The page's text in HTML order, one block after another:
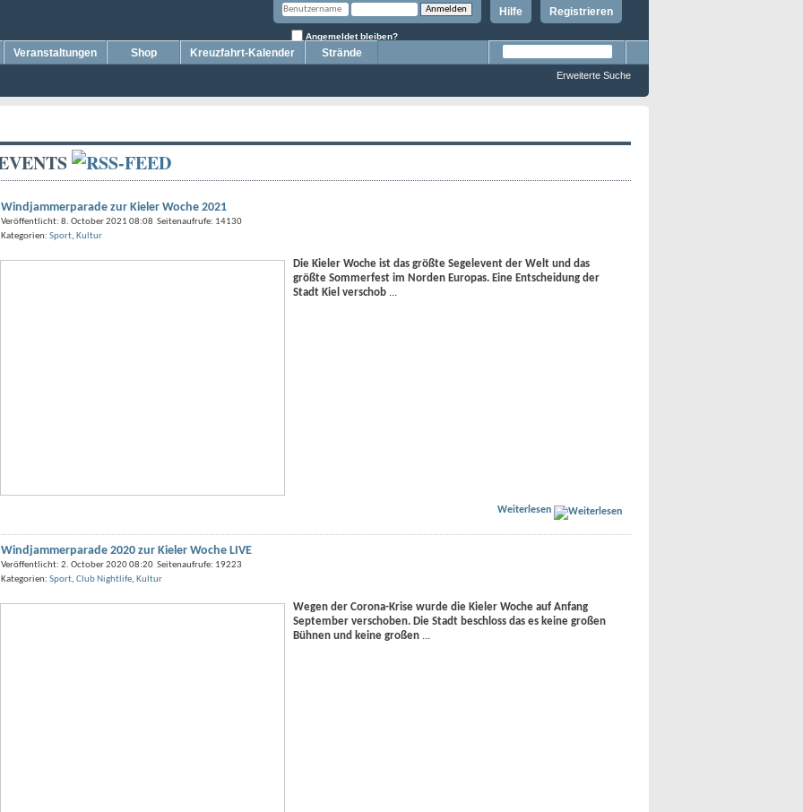
Registrieren
Hilfe
Angemeldet bleiben?
Veranstaltungen Shop Kreuzfahrt-Kalender Strände
Erweiterte Suche
Windjammerparade zur Kieler Woche 2021
Veröffentlicht: 8. October 2021 08:08 Seitenaufrufe: 14130
Kategorien: Sport, Kultur
Die Kieler Woche ist das größte Segelevent der Welt und das
größte Sommerfest im Norden Europas. Eine Entscheidung der
Stadt Kiel verschob...
Weiterlesen
Windjammerparade 2020 zur Kieler Woche LIVE
Veröffentlicht: 2. October 2020 08:20 Seitenaufrufe: 19223
Kategorien: Sport, Club Nightlife, Kultur
Wegen der Corona-Krise wurde die Kieler Woche auf Anfang
September verschoben. Die Stadt beschloss das es keine großen
Bühnen und keine großen...